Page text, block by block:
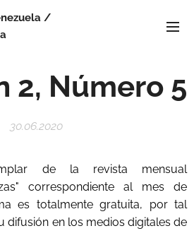
/
2, Número 5
30.06.2020
de la revista mensual
correspondiente al mes de
es totalmente gratuita, por tal
difusión en los medios digitales de